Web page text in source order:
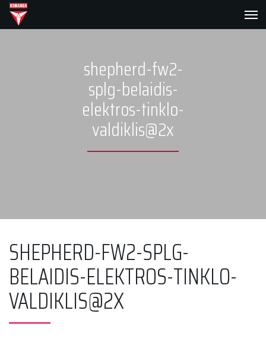
shepherd-fw2-
splg-belaidis-
elektros-tinklo-
valdiklis@2x
SHEPHERD-FW2-SPLG-
BELAIDIS-ELEKTROS-TINKLO-
VALDIKLIS@2X